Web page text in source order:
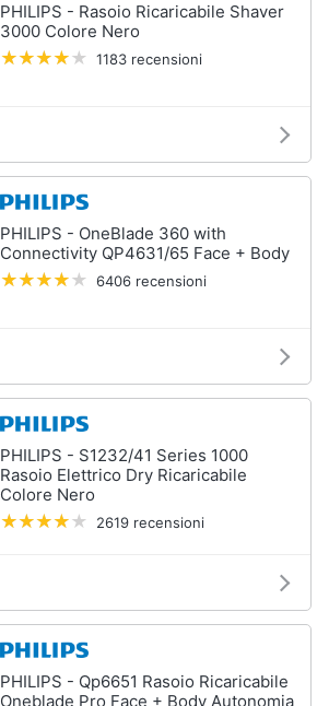
PHILIPS - Rasoio Ricaricabile Shaver
3000 Colore Nero
1183 recensioni
PHILIPS - OneBlade 360 with
Connectivity QP4631/65 Face + Body
6406 recensioni
PHILIPS - S1232/41 Series 1000
Rasoio Elettrico Dry Ricaricabile
Colore Nero
2619 recensioni
PHILIPS - Qp6651 Rasoio Ricaricabile
Oneblade Pro Face + Body Autonomia